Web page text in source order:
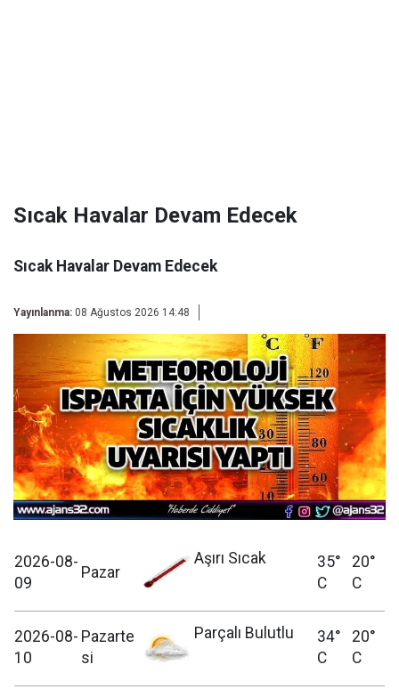
Sıcak Havalar Devam Edecek
Sıcak Havalar Devam Edecek
Yayınlanma: 08 Ağustos 2026 14:48
2026-08-
09
Pazar
Aşırı Sıcak
35°
C
20°
C
2026-08-
10
Pazarte
si
Parçalı Bulutlu
34°
C
20°
C